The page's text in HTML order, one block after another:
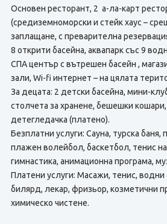
Основен ресторант, 2 а-ла-карт
(средиземноморски и стейк хаус –
заплащане, с преварителна
8 открити басейна, аквапарк със 9
СПА център с вътрешен басейн ,
зали, Wi-fi интернет – на цялата
За децата: 2 детски басейна, мини-
столчета за хранене, бешешки
детегледачка (платено).
Безплатни услуги: Сауна, турска баня,
плажен волейбол, баскетбол, тенис
гимнастика, анимационна програма,
Платени услуги: Масажи, тенис, водни
билярд, лекар, фризьор, козметични
химическо чистене.